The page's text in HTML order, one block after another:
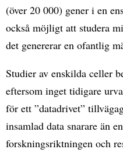
(över 20 000) gener i en
också möjligt att studera
det genererar en ofantlig
Studier av enskilda celler
eftersom inget tidigare
för ett ”datadrivet”
insamlad data snarare än
forskningsriktningen och